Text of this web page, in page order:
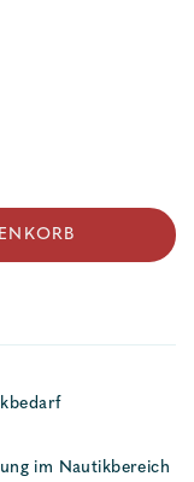
im Nautikbereich